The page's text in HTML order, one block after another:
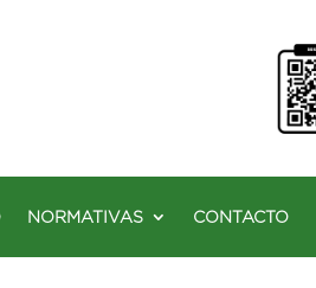
NORMATIVAS CONTACTO